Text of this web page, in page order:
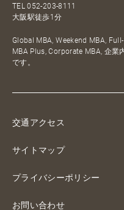
TEL052-203-8111
大阪駅徒歩1分
Global MBA, Weekend MBA,
MBA Plus, Corporate MBA, 企業
です。
交通アクセス
サイトマップ
プライバシーポリシー
お問い合わせ